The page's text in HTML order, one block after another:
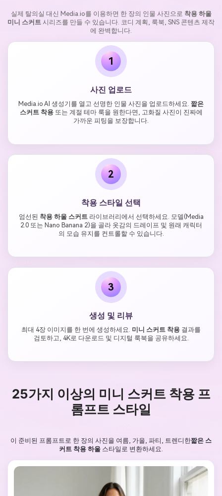
실제 탈의실 대신 Media.io를 이용하면 한 장의 인물 사진으로 착용 하울
미니 스커트 시리즈를 만들 수 있습니다. 코디 계획, 룩북, SNS 콘텐츠 제작
에 완벽합니다.
1
사진 업로드
Media.io AI 생성기를 열고 선명한 인물 사진을 업로드하세요. 짧은
스커트 착용또는 계절 테마 룩을 원한다면, 고화질 사진이 진짜에
가까운 피팅을 보장합니다.
2
착용 스타일 선택
엄선된 착용 하울 스커트라이브러리에서 선택하세요. 모델(Media
2.0 또는 Nano Banana 2)을 골라 옷감의 드레이프 및 원래 캐릭터
의 모습 유지를 컨트롤할 수 있습니다.
3
생성 및 리뷰
최대 4장 이미지를 한 번에 생성하세요. 미니 스커트 착용 결과를
검토하고, 4K로 다운로드 및 디지털 룩북을 공유하세요.
25가지 이상의 미니 스커트 착용 프
롬프트 스타일
이 준비된 프롬프트로 한 장의 사진을 여름, 가을, 파티, 트렌디한짧은 스
커트 착용 하울 스타일로 변환하세요.